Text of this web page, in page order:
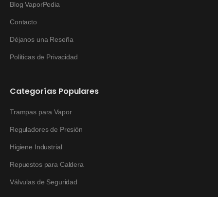
Blog VaporPedia
Contacto
Déjanos una Reseña
Políticas de Privacidad
Categorías Populares
Trampas para Vapor
Reguladores de Presión
Higiene Industrial
Repuestos para Caldera
Válvulas de Seguridad